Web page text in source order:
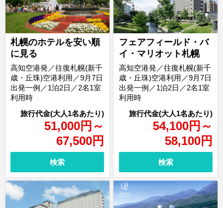
札幌のホテルを安い順
に見る
51,000円 ～
67,500円
高知空港発／往復札幌(新千
歳・丘珠)空港利用／9月7日
出発一例／1泊2日／2名1室
利用時
検索
フェアフィールド・バ
イ・マリオット札幌
54,100円 ～
58,100円
高知空港発／往復札幌(新千
歳・丘珠)空港利用／9月7日
出発一例／1泊2日／2名1室
利用時
検索